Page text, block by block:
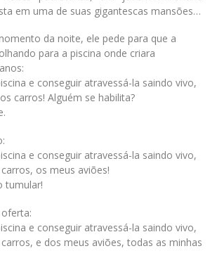
em uma de suas gigantescas mansões…
da noite, ele pede para que a
para a piscina onde criara
e conseguir atravessá-la saindo vivo,
carros! Alguém se habilita?
e conseguir atravessá-la saindo vivo,
os meus aviões!
tumular!
e conseguir atravessá-la saindo vivo,
e dos meus aviões, todas as minhas